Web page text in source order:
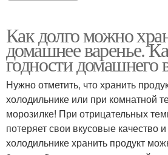
Как долго можно
домашнее варенье.
годности домашнего
Нужно отметить, что хранить
холодильнике или при комнатной
морозилке! При отрицательных
потеряет свои вкусовые качество
холодильнике хранить продукт